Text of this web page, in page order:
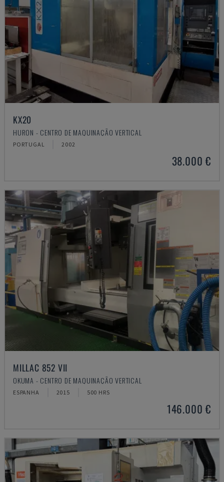
KX20
HURON - CENTRO DE MAQUINAÇÃO VERTICAL
PORTUGAL 2002
38.000 €
MILLAC 852 VII
OKUMA - CENTRO DE MAQUINAÇÃO VERTICAL
ESPANHA 2015 500 HRS
146.000 €